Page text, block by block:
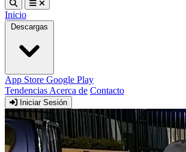
Inicio
Descargas
App Store Google Play
Tendencias Acerca de Contacto
Iniciar Sesión